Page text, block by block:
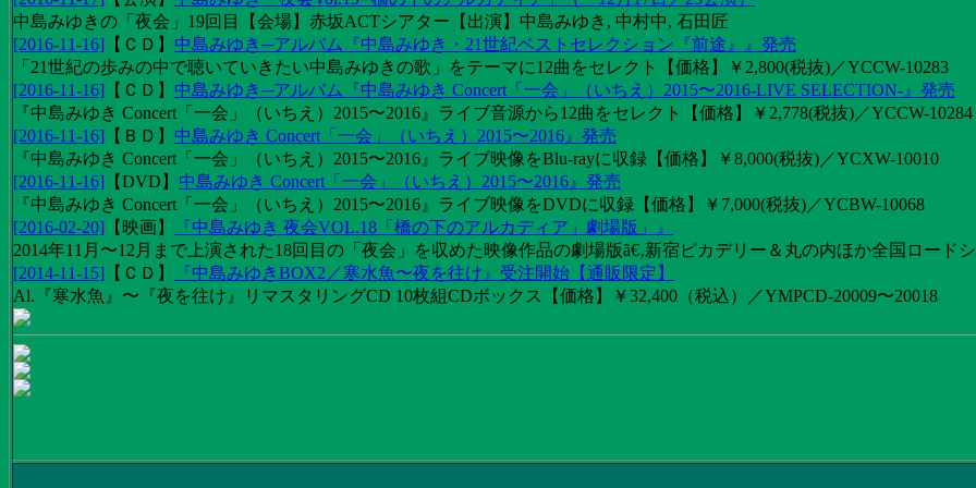
中島みゆきの「夜会」19回目【会場】赤坂ACTシアター【出演】中島みゆき, 中村中, 石田匠
[2016-11-16] 【 ＣＤ 】 中島みゆき─アルバム『中島みゆき・21世紀ベストセレクション『前途』』発売
「21世紀の歩みの中で聴いていきたい中島みゆきの歌」をテーマに12曲をセレクト【価格】￥2,800(税抜)／YCCW-10283
[2016-11-16] 【 ＣＤ 】 中島みゆき─アルバム『中島みゆき Concert「一会」（いちえ）2015〜2016-LIVE SELECTION-』発売
『中島みゆき Concert「一会」（いちえ）2015〜2016』ライブ音源から12曲をセレクト【価格】￥2,778(税抜)／YCCW-10284
[2016-11-16] 【 ＢＤ 】 中島みゆき Concert「一会」（いちえ）2015〜2016』発売
『中島みゆき Concert「一会」（いちえ）2015〜2016』ライブ映像をBlu-rayに収録【価格】￥8,000(税抜)／YCXW-10010
[2016-11-16] 【DVD 】 中島みゆき Concert「一会」（いちえ）2015〜2016』発売
『中島みゆき Concert「一会」（いちえ）2015〜2016』ライブ映像をDVDに収録【価格】￥7,000(税抜)／YCBW-10068
[2016-02-20] 【 映画】
『中島みゆき 夜会VOL.18「橋の下のアルカディア」劇場版」』
2014年11月〜12月まで上演された18回目の「夜会」を収めた映像作品の劇場版ã€‚新宿ピカデリー＆丸の内ほか全国ロード
[2014-11-15] 【 ＣＤ 】
『中島みゆきBOX2／寒水魚〜夜を往け』受注開始【通販限定】
Al.『寒水魚』〜『夜を往け』リマスタリングCD 10枚組CDボックス【価格】￥32,400（税込）／YMPCD-20009〜20018